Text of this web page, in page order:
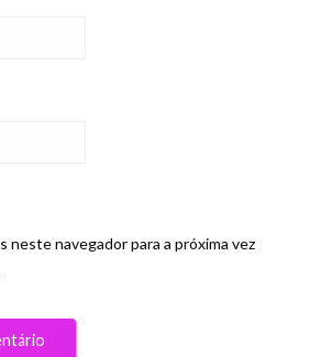
neste navegador para a próxima vez